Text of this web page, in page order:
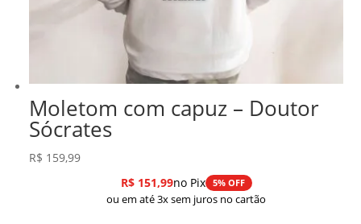
Moletom com capuz – Doutor
Sócrates
R$ 159,99
R$151,99no Pix 5% OFF
ou em até 3x sem juros no cartão